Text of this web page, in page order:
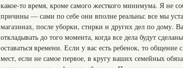
какое-то время, кроме самого жесткого минимума. Я не
причины — сами по себе они вполне реальны: все мы
магазинах, после уборки, стирки и других дел по дому.
откладывать до того момента, когда все дела будут
оставаться времени. Если у вас есть ребенок, то
мест, если не самое первое, в кругу ваших семейных